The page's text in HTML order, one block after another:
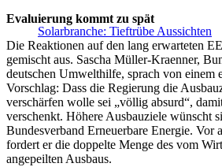
Solarbranche: Tieftrübe Aussichten
Evaluierung kommt zu spät
Die Reaktionen auf den lang erwarteten
gemischt aus. Sascha Müller-Kraenner,
deutschen Umwelthilfe, sprach von einem
Vorschlag: Dass die Regierung die
verschärfen wolle sei „völlig absurd“,
verschenkt. Höhere Ausbauziele wünscht
Bundesverband Erneuerbare Energie. Vor
fordert er die doppelte Menge des vom
angepeilten Ausbaus.